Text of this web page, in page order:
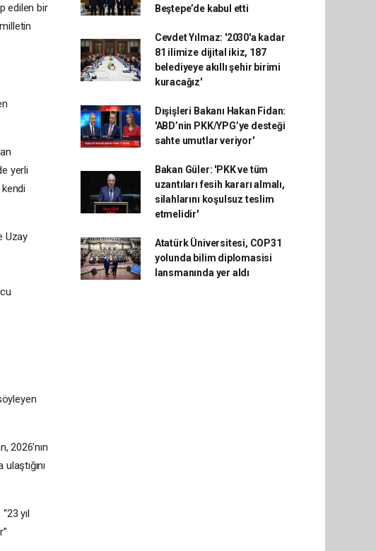
edilen bir
yerli
Uzay
2026’nın
yıl
Beştepe’de kabul etti
Cevdet Yılmaz: '2030'a kadar
81 ilimize dijital ikiz, 187
belediyeye akıllı şehir birimi
kuracağız'
Dışişleri Bakanı Hakan Fidan:
'ABD’nin PKK/YPG’ye desteği
sahte umutlar veriyor'
Bakan Güler: 'PKK ve tüm
uzantıları fesih kararı almalı,
silahlarını koşulsuz teslim
etmelidir'
Atatürk Üniversitesi, COP31
yolunda bilim diplomasisi
lansmanında yer aldı